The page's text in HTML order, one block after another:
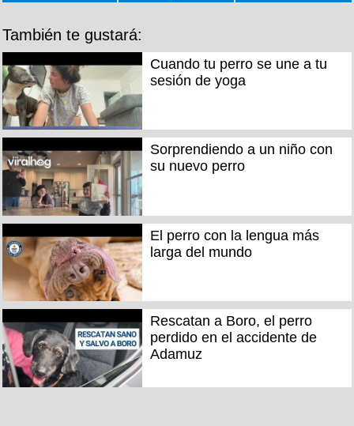
También te gustará:
Cuando tu perro se une a tu
sesión de yoga
Sorprendiendo a un niño con
su nuevo perro
El perro con la lengua más
larga del mundo
Rescatan a Boro, el perro
perdido en el accidente de
Adamuz